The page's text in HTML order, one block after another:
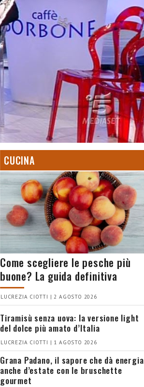
CUCINA
Come scegliere le pesche più
buone? La guida definitiva
LUCREZIA CIOTTI | 2 AGOSTO 2026
Tiramisù senza uova: la versione light
del dolce più amato d’Italia
LUCREZIA CIOTTI | 1 AGOSTO 2026
Grana Padano, il sapore che dà energia
anche d’estate con le bruschette
gourmet